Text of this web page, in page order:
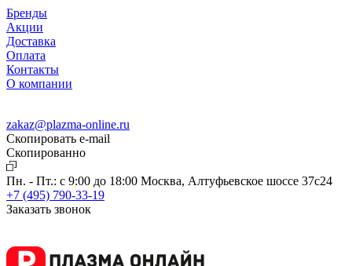
Бренды
Акции
Доставка
Оплата
Контакты
О компании
zakaz@plazma-online.ru
Скопировать e-mail
Cкопированно
Пн. - Пт.: с 9:00 до 18:00 Москва, Алтуфьевское шоссе 37с24
+7 (495) 790-33-19
Заказать звонок